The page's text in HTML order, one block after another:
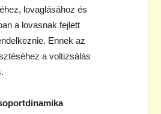
lovaglásához és
a lovasnak fejlett
Ennek az
a voltizsálás